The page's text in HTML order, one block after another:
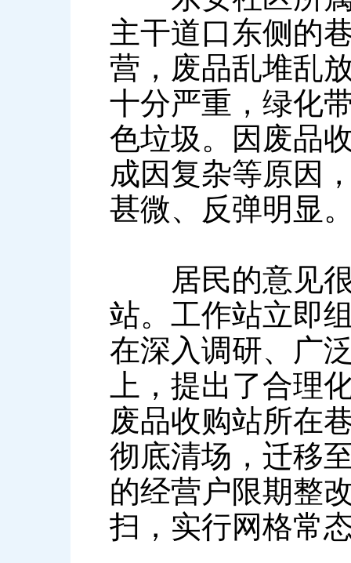
主干道口东侧的
营，废品乱堆乱
十分严重，绿化
色垃圾。因废品
成因复杂等原因
甚微、反弹明显
居民的意见很
站。工作站立即
在深入调研、广
上，提出了合理
废品收购站所在
彻底清场，迁移
的经营户限期整
扫，实行网格常